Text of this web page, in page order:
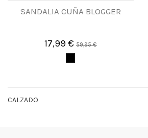
SANDALIA CUÑA BLOGGER
17,99 €59,95 €
CALZADO